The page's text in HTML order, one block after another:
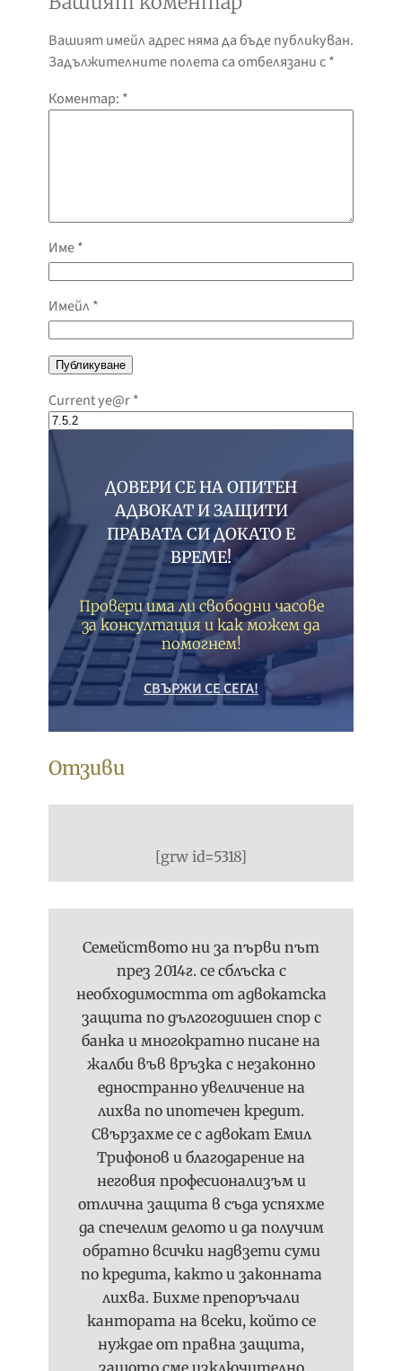
Вашият имейл адрес няма да бъде публикуван.
Задължителните полета са отбелязани с*
Коментар: *
Име*
Имейл*
Current ye@r*
ДОВЕРИ СЕ НА ОПИТЕН
АДВОКАТ И ЗАЩИТИ
ПРАВАТА СИ ДОКАТО Е
ВРЕМЕ!
Провери има ли свободни часове
за консултация и как можем да
помогнем!
СВЪРЖИ СЕ СЕГА!
Отзиви
[grw id=5318]
Семейството ни за първи път
през 2014г. се сблъска с
необходимостта от адвокатска
защита по дългогодишен спор с
банка и многократно писане на
жалби във връзка с незаконно
едностранно увеличение на
лихва по ипотечен кредит.
Свързахме се с адвокат Емил
Трифонов и благодарение на
неговия професионализъм и
отлична защита в съда успяхме
да спечелим делото и да получим
обратно всички надвзети суми
по кредита, както и законната
лихва. Бихме препоръчали
кантората на всеки, който се
нуждае от правна защита,